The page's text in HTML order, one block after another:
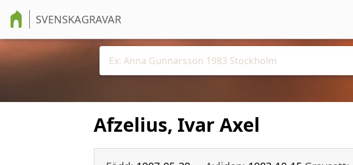
SVENSKAGRAVAR
Afzelius, Ivar Axel